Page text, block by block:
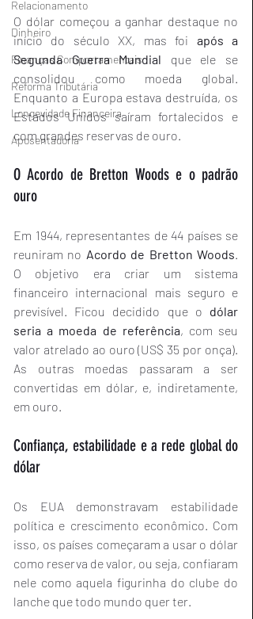
Relacionamento
Dinheiro
Finanças Comportamentais
Reforma Tributária
Longevidade Financeira
Aposentadoria
O dólar começou a ganhar destaque no
início do século XX, mas foi após a
Segunda Guerra Mundial que ele se
consolidou como moeda global.
Enquanto a Europa estava destruída, os
Estados Unidos saíram fortalecidos e
com grandes reservas de ouro.
O Acordo de Bretton Woods e o padrão
ouro
Em 1944, representantes de 44 países se
reuniram no Acordo de Bretton Woods.
O objetivo era criar um sistema
financeiro internacional mais seguro e
previsível. Ficou decidido que o dólar
seria a moeda de referência, com seu
valor atrelado ao ouro (US$ 35 por onça).
As outras moedas passaram a ser
convertidas em dólar, e, indiretamente,
em ouro.
Confiança, estabilidade e a rede global do
dólar
Os EUA demonstravam estabilidade
política e crescimento econômico. Com
isso, os países começaram a usar o dólar
como reserva de valor, ou seja, confiaram
nele como aquela figurinha do clube do
lanche que todo mundo quer ter.